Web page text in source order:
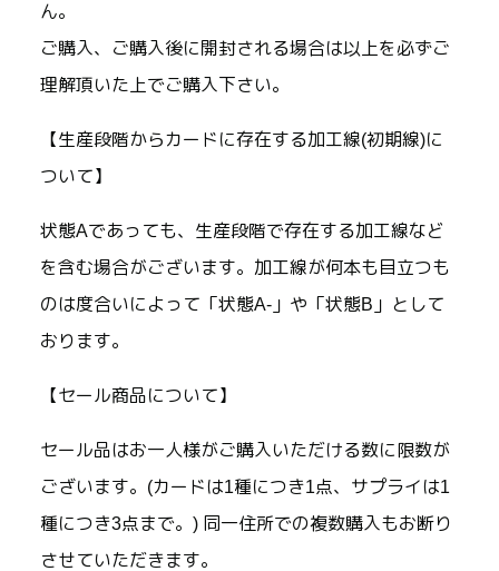
ん。
ご購入、ご購入後に開封される場合は以上を必ずご
理解頂いた上でご購入下さい。
【生産段階からカードに存在する加工線(初期線)に
ついて】
状態Aであっても、生産段階で存在する加工線など
を含む場合がございます。加工線が何本も目立つも
のは度合いによって「状態A-」や「状態B」として
おります。
【セール商品について】
セール品はお一人様がご購入いただける数に限数が
ございます。(カードは1種につき1点、サプライは1
種につき3点まで。) 同一住所での複数購入もお断り
させていただきます。